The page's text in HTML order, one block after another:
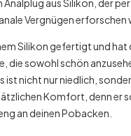
Analplug aus Silikon, der
Vergnügen erforschen
Silikon gefertigt und hat
die sowohl schön
ist nicht nur niedlich,
Komfort, denn er
an deinen Pobacken.